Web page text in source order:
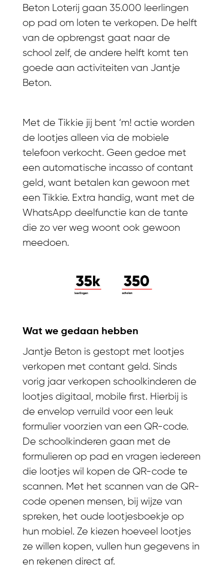
Beton Loterij gaan 35.000 leerlingen
op pad om loten te verkopen. De helft
van de opbrengst gaat naar de
school zelf, de andere helft komt ten
goede aan activiteiten van Jantje
Beton.
Met de Tikkie jij bent ‘m! actie worden
de lootjes alleen via de mobiele
telefoon verkocht. Geen gedoe met
een automatische incasso of contant
geld, want betalen kan gewoon met
een Tikkie. Extra handig, want met de
WhatsApp deelfunctie kan de tante
die zo ver weg woont ook gewoon
meedoen.
Wat we gedaan hebben
Jantje Beton is gestopt met lootjes
verkopen met contant geld. Sinds
vorig jaar verkopen schoolkinderen de
lootjes digitaal, mobile first. Hierbij is
de envelop verruild voor een leuk
formulier voorzien van een QR-code.
De schoolkinderen gaan met de
formulieren op pad en vragen iedereen
die lootjes wil kopen de QR-code te
scannen. Met het scannen van de QR-
code openen mensen, bij wijze van
spreken, het oude lootjesboekje op
hun mobiel. Ze kiezen hoeveel lootjes
ze willen kopen, vullen hun gegevens in
en rekenen direct af.